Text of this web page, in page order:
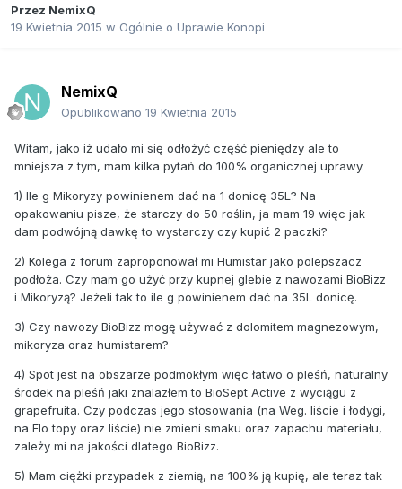
Przez NemixQ
19 Kwietnia 2015 w Ogólnie o Uprawie Konopi
NemixQ
Opublikowano 19 Kwietnia 2015
Witam, jako iż udało mi się odłożyć część pieniędzy ale to
mniejsza z tym, mam kilka pytań do 100% organicznej uprawy.
1) Ile g Mikoryzy powinienem dać na 1 donicę 35L? Na
opakowaniu pisze, że starczy do 50 roślin, ja mam 19 więc jak
dam podwójną dawkę to wystarczy czy kupić 2 paczki?
2) Kolega z forum zaproponował mi Humistar jako polepszacz
podłoża. Czy mam go użyć przy kupnej glebie z nawozami BioBizz
i Mikoryzą? Jeżeli tak to ile g powinienem dać na 35L donicę.
3) Czy nawozy BioBizz mogę używać z dolomitem magnezowym,
mikoryza oraz humistarem?
4) Spot jest na obszarze podmokłym więc łatwo o pleśń, naturalny
środek na pleśń jaki znalazłem to BioSept Active z wyciągu z
grapefruita. Czy podczas jego stosowania (na Weg. liście i łodygi,
na Flo topy oraz liście) nie zmieni smaku oraz zapachu materiału,
zależy mi na jakości dlatego BioBizz.
5) Mam ciężki przypadek z ziemią, na 100% ją kupię, ale teraz tak